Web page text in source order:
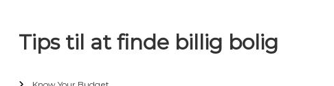
Tips til at finde billig bolig